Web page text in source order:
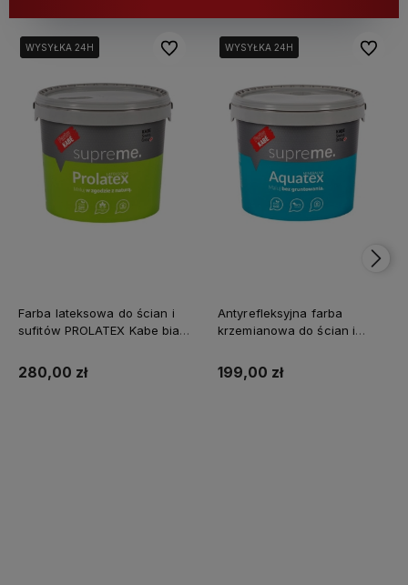
WYSYŁKA 24H
WYSYŁKA 24H
Farba lateksowa do ścian i
sufitów PROLATEX Kabe biała
matowa
280,00 zł
Do ulubionychWYSYŁKA 24H
WYSYŁKA 24H
Antyrefleksyjna farba
krzemianowa do ścian i
199,00 zł
Do